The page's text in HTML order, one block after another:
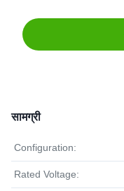
सामग्री
Configuration:
Rated Voltage: